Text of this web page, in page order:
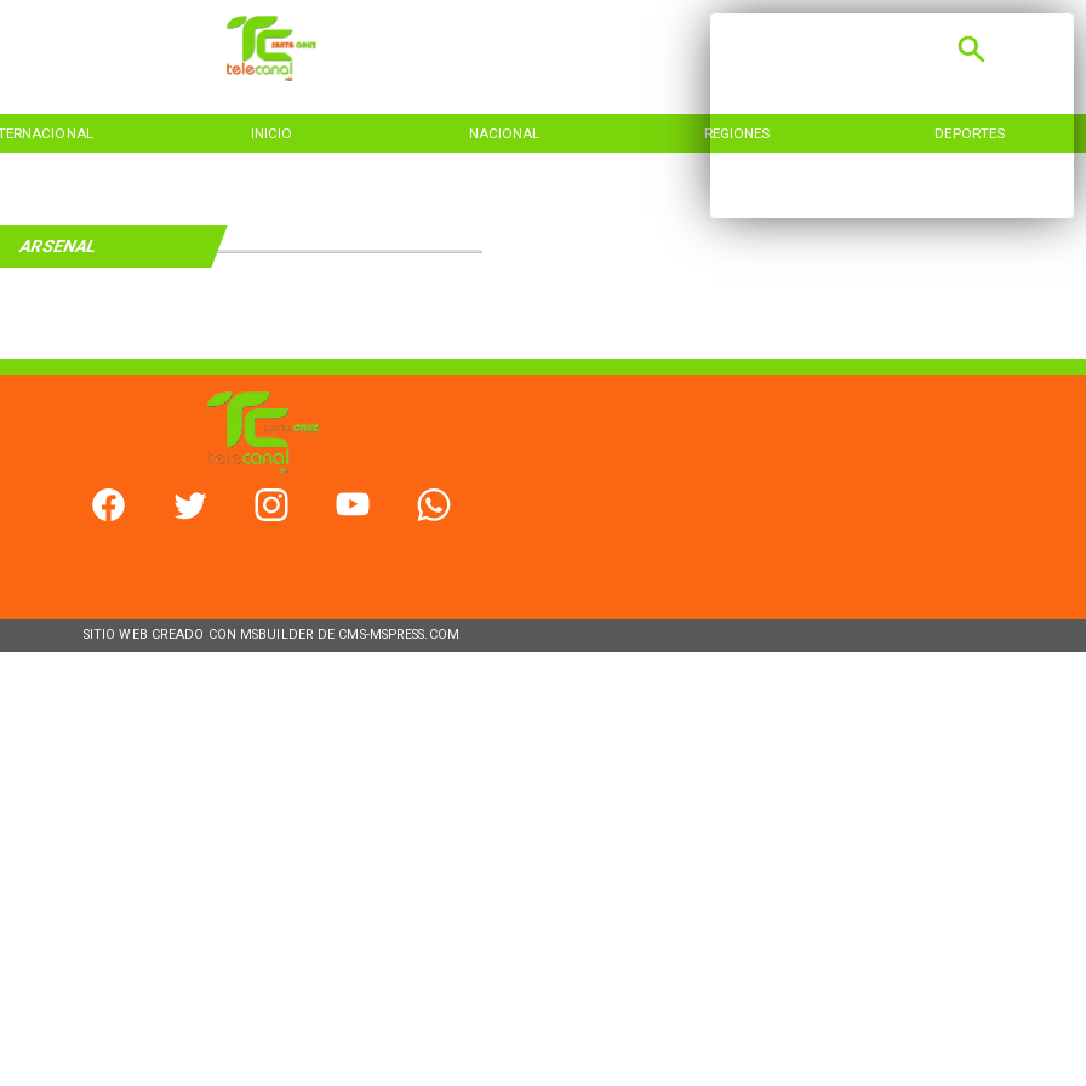
INICIO NACIONAL REGIONES DEPORTES
ARSENAL
SITIO WEB CREADO CON MSBUILDER DE CMS-MSPRESS.COM